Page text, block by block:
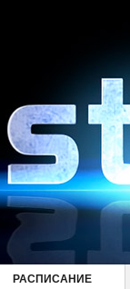
РАСПИСАНИЕ